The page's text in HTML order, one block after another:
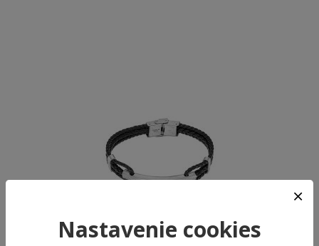
Nastavenie cookies